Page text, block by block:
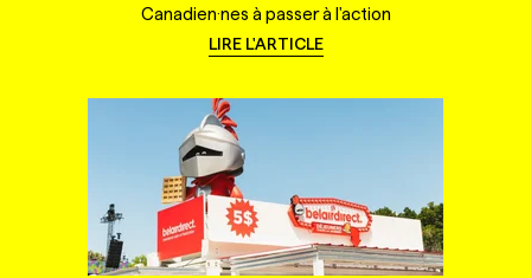
Canadien·nes à passer à l'action
LIRE L'ARTICLE